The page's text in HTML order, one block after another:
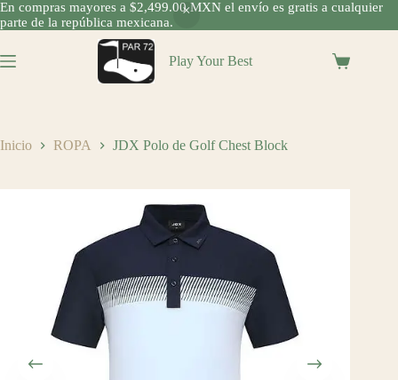
En compras mayores a $2,499.00 MXN el envío es gratis a cualquier
parte de la república mexicana.
al
contenido
Play Your Best
Shopping
Inicio ROPA JDX Polo de Golf Chest Block